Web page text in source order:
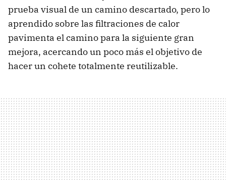
prueba visual de un camino descartado, pero lo
aprendido sobre las filtraciones de calor
pavimenta el camino para la siguiente gran
mejora, acercando un poco más el objetivo de
hacer un cohete totalmente reutilizable.